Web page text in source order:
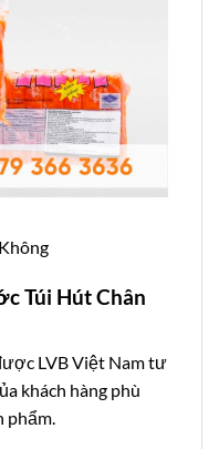
Túi Hút Chân
LVB Việt Nam tư
khách hàng phù
phẩm.